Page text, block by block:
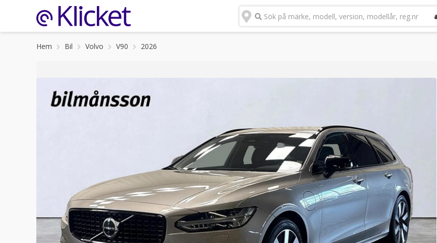
Sök på märke, modell, version, modellår, reg.nr
Hem Bil Volvo V90 2026